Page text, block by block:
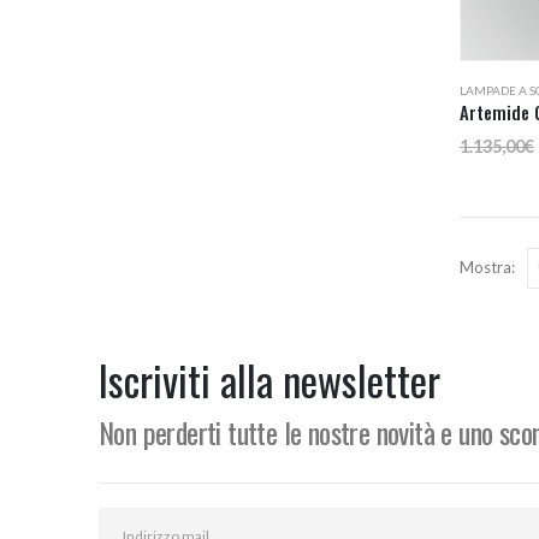
prodotto
ha
opzioni
del
LAMPADE A
1.135,00€
Mostra:
Iscriviti alla newsletter
Non perderti tutte le nostre novità e uno